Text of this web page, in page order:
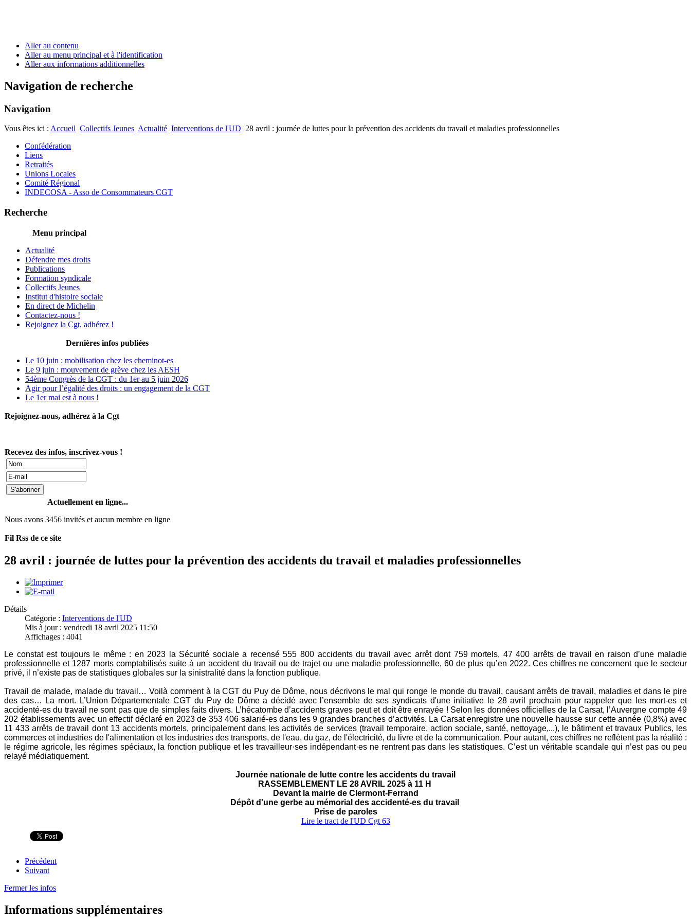
Aller au contenu
Aller au menu principal et à l'identification
Aller aux informations additionnelles
Navigation de recherche
Navigation
Vous êtes ici : Accueil Collectifs Jeunes Actualité Interventions de l'UD 28 avril : journée de luttes pour la prévention des accidents du travail et maladies professionnelles
Confédération
Liens
Retraités
Unions Locales
Comité Régional
INDECOSA - Asso de Consommateurs CGT
Recherche
Menu principal
Actualité
Défendre mes droits
Publications
Formation syndicale
Collectifs Jeunes
Institut d'histoire sociale
En direct de Michelin
Contactez-nous !
Rejoignez la Cgt, adhérez !
Dernières infos publiées
Le 10 juin : mobilisation chez les cheminot-es
Le 9 juin : mouvement de grève chez les AESH
54ème Congrès de la CGT : du 1er au 5 juin 2026
Agir pour l’égalité des droits : un engagement de la CGT
Le 1er mai est à nous !
Rejoignez-nous, adhérez à la Cgt
Recevez des infos, inscrivez-vous !
Actuellement en ligne...
Nous avons 3456 invités et aucun membre en ligne
Fil Rss de ce site
28 avril : journée de luttes pour la prévention des accidents du travail et maladies professionnelles
Détails
Catégorie : Interventions de l'UD
Mis à jour : vendredi 18 avril 2025 11:50
Affichages : 4041
Le constat est toujours le même : en 2023 la Sécurité sociale a recensé 555 800 accidents du travail avec arrêt dont 759 mortels, 47 400 arrêts de travail en raison d’une maladie
professionnelle et 1287 morts comptabilisés suite à un accident du travail ou de trajet ou une maladie professionnelle, 60 de plus qu’en 2022. Ces chiffres ne concernent que le secteur
privé, il n’existe pas de statistiques globales sur la sinistralité dans la fonction publique.
Travail de malade, malade du travail… Voilà comment à la CGT du Puy de Dôme, nous décrivons le mal qui ronge le monde du travail, causant arrêts de travail, maladies et dans le pire
des cas… La mort.
L’Union Départementale CGT du Puy de Dôme a décidé avec l’ensemble de ses syndicats d'une initiative le 28 avril prochain pour rappeler que les mort-es et
accidenté-es du travail ne sont pas que de simples faits divers. L’hécatombe d’accidents graves peut et doit être enrayée ! Selon les données officielles de la Carsat, l’Auvergne compte 49
202 établissements avec un effectif déclaré en 2023 de 353 406 salarié-es dans les 9 grandes branches d’activités. La Carsat enregistre une nouvelle hausse sur cette année (0,8%) avec
11 433 arrêts de travail dont 13 accidents mortels, principalement dans les activités de services (travail temporaire, action sociale, santé, nettoyage,...), le bâtiment et travaux Publics, les
commerces et industries de l'alimentation et les industries des transports, de l'eau, du gaz, de l'électricité, du livre et de la communication. Pour autant, ces chiffres ne reflètent pas la réalité :
le régime agricole, les régimes spéciaux, la fonction publique et les travailleur·ses indépendant·es ne rentrent pas dans les statistiques. C’est un véritable scandale qui n’est pas ou peu
relayé médiatiquement.
Journée nationale de lutte contre les accidents du travail
RASSEMBLEMENT LE 28 AVRIL 2025 à 11 H
Devant la mairie de Clermont-Ferrand
Dépôt d'une gerbe au mémorial des accidenté-es du travail
Prise de paroles
Lire le tract de l'UD Cgt 63
Précédent
Suivant
Fermer les infos
Informations supplémentaires